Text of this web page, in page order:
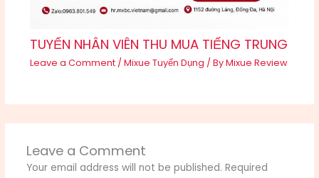
TUYỂN NHÂN VIÊN THU MUA TIẾNG TRUNG
Leave a Comment / Mixue Tuyển Dụng / ByMixue Review
Leave a Comment
Your email address will not be published. Required